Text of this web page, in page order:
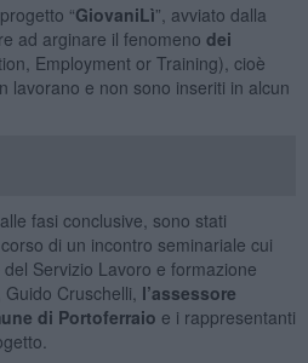
“GiovaniLì”, avviato dalla
ad arginare il fenomeno dei
Employment or Training), cioè
lavorano e non sono inseriti in alcun
fasi conclusive, sono stati
di un incontro seminariale cui
Servizio Lavoro e formazione
Cruschelli, l’assessore
di Portoferraio e i rappresentanti